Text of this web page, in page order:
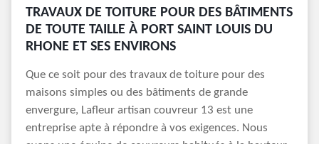
TRAVAUX DE TOITURE POUR DES BÂTIMENTS
DE TOUTE TAILLE À PORT SAINT LOUIS DU
RHONE ET SES ENVIRONS
Que ce soit pour des travaux de toiture pour des
maisons simples ou des bâtiments de grande
envergure, Lafleur artisan couvreur 13 est une
entreprise apte à répondre à vos exigences. Nous